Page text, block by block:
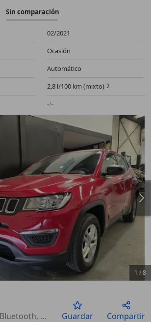
Sin comparación
02/2021
Ocasión
Automático
2,8 l/100 km (mixto)
-/-
1 /8
Sensor de lluvia, Bluetooth, ABS, Faros antiniebla, Cierre centralizado, USB, Airbags laterales
Guardar Compartir